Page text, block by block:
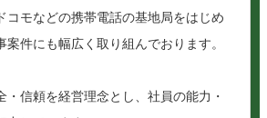
コモなどの携帯電話の基地局をはじめ
案件にも幅広く取り組んでおります。
・信頼を経営理念とし、社員の能力・